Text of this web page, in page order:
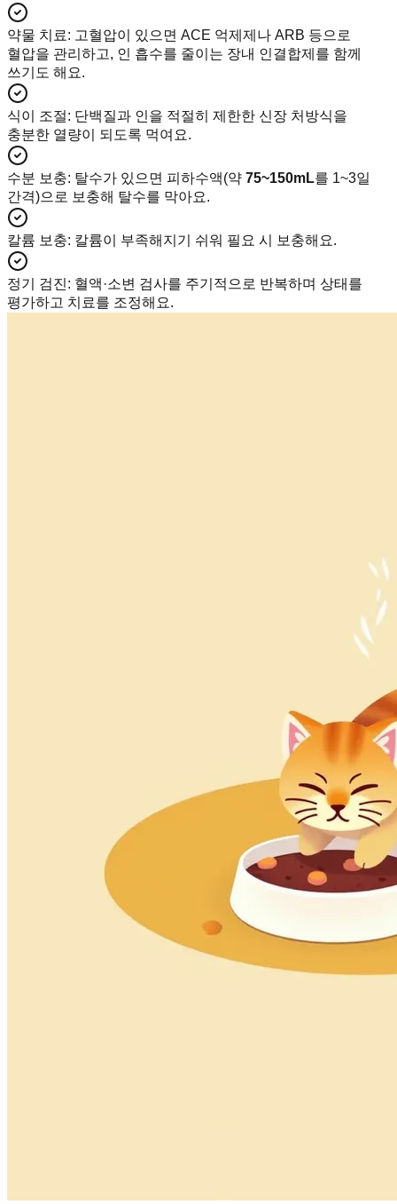
약물 치료: 고혈압이 있으면 ACE 억제제나 ARB 등으로
혈압을 관리하고, 인 흡수를 줄이는 장내 인결합제를 함께
쓰기도 해요.
식이 조절: 단백질과 인을 적절히 제한한 신장 처방식을
충분한 열량이 되도록 먹여요.
수분 보충: 탈수가 있으면 피하수액(약 75~150mL를 1~3일
간격)으로 보충해 탈수를 막아요.
칼륨 보충: 칼륨이 부족해지기 쉬워 필요 시 보충해요.
정기 검진: 혈액·소변 검사를 주기적으로 반복하며 상태를
평가하고 치료를 조정해요.